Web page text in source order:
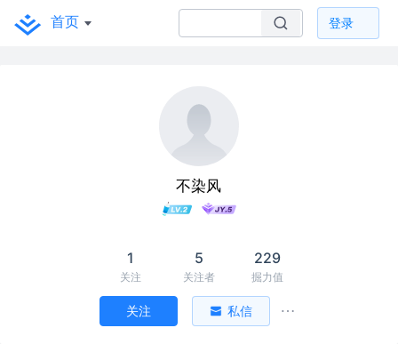
首页 登录
不染风
1
关注
5
关注者
229
掘力值
关注 私信